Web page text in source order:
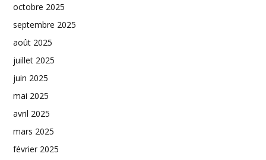
octobre 2025
septembre 2025
août 2025
juillet 2025
juin 2025
mai 2025
avril 2025
mars 2025
février 2025